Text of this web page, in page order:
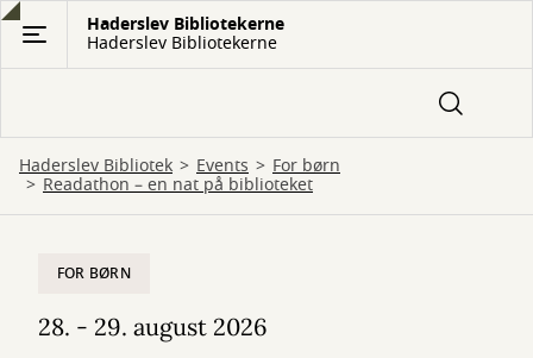
Gå
hovedindhold
Haderslev Bibliotekerne
Haderslev Bibliotekerne
Haderslev Bibliotek Events For børn
Readathon – en nat på biblioteket
FOR BØRN
28. - 29. august 2026